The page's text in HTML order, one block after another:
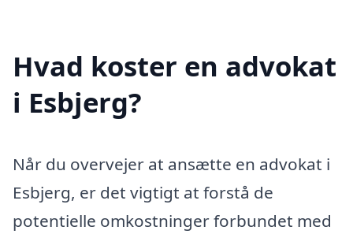
Hvad koster en advokat
i Esbjerg?
Når du overvejer at ansætte en advokat i
Esbjerg, er det vigtigt at forstå de
potentielle omkostninger forbundet med